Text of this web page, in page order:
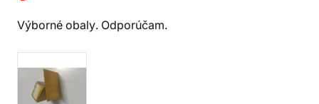
Výborné obaly. Odporúčam.